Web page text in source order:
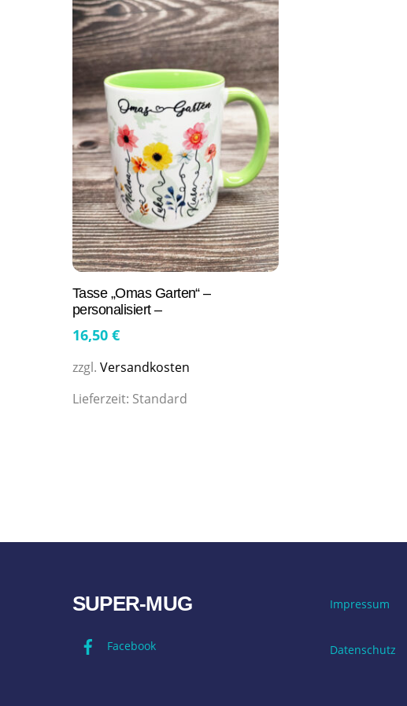
Tasse „Omas Garten“ –
personalisiert –
16,50 €
zzgl. Versandkosten
Lieferzeit: Standard
SUPER-MUG
Facebook
Impressum
Datenschutz